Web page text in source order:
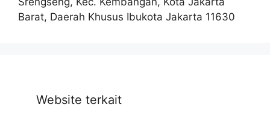
Barat, Daerah Khusus Ibukota Jakarta 11630
Website terkait